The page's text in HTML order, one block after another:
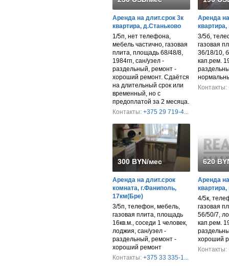
Аренда на длит.срок 3к
квартира, д.Станьково
1/5п, нет телефона,
мебель частично, газовая
плита, площадь 68/48/8,
1984гп, сан/узел -
раздельный, ремонт -
хороший ремонт. Сдаётся
на длительный срок или
временный, но с
предоплатой за 2 месяца.
Контакты: +375 29 719-4...
Аренда
3/5б,
газовая
36/18/10,
кап.рем.
Контакты:
300 BYN/мес
Аренда на длит.срок
комната, г.Фаниполь,
17км(Бре)
3/5п, телефон, мебель,
газовая плита, площадь
16кв.м., соседи 1 человек,
лоджия, сан/узел -
раздельный, ремонт -
хороший ремонт
Контакты: +375 33 335-1...
620
Аренда
4/5к,
газовая
56/50/7,
кап.рем.
хороший
Контакты: